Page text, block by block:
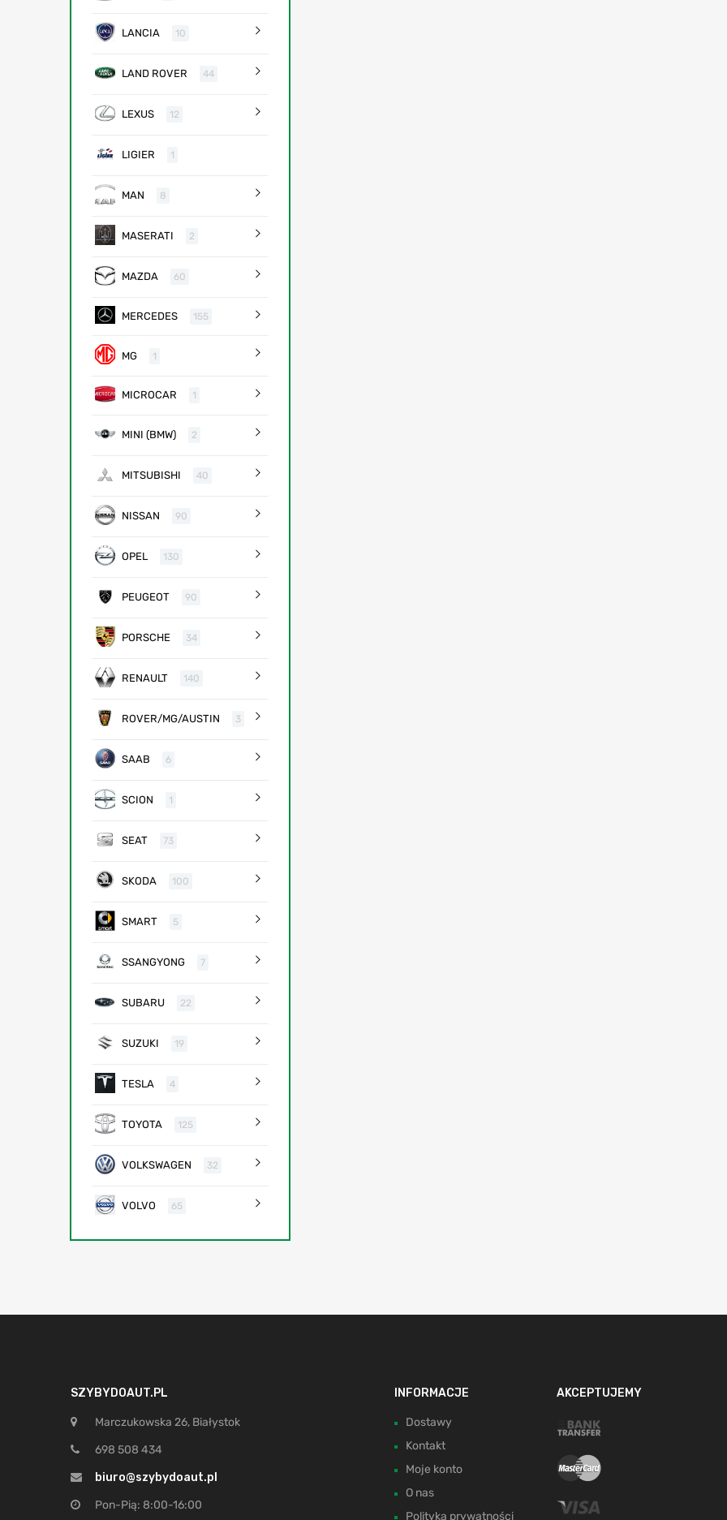
LANCIA 10
LAND ROVER 44
LEXUS 12
LIGIER 1
MAN 8
MASERATI 2
MAZDA 60
MERCEDES 155
MG 1
MICROCAR 1
MINI (BMW) 2
MITSUBISHI 40
NISSAN 90
OPEL 130
PEUGEOT 90
PORSCHE 34
RENAULT 140
ROVER/MG/AUSTIN 3
SAAB 6
SCION 1
SEAT 73
SKODA 100
SMART 5
SSANGYONG 7
SUBARU 22
SUZUKI 19
TESLA 4
TOYOTA 125
VOLKSWAGEN 32
VOLVO 65
SZYBYDOAUT.PL
Marczukowska 26, Białystok
698 508 434
biuro@szybydoaut.pl
Pon-Pią: 8:00-16:00
INFORMACJE
Dostawy
Kontakt
Moje konto
O nas
Polityka prywatności
AKCEPTUJEMY